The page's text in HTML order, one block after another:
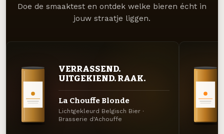
Doe de smaaktest en ontdek welke bieren écht in
jouw straatje liggen.
VERRASSEND.
UITGEKIEND. RAAK.
La Chouffe Blonde
Lichtgekleurd Belgisch Bier ·
Brasserie d'Achouffe